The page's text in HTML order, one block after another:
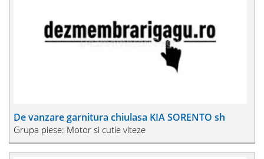
De vanzare garnitura chiulasa KIA SORENTO sh
Grupa piese: Motor si cutie viteze